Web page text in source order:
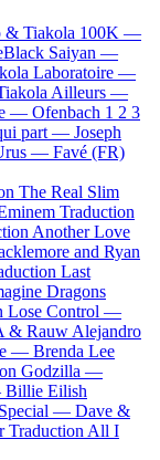
& Tiakola 100K —
Saiyan —
Laboratoire —
Ailleurs —
— Ofenbach 1 2 3
part — Joseph
— Favé (FR)
The Real Slim
Traduction
Another Love
and Ryan
Last
Dragons
Lose Control —
& Rauw Alejandro
— Brenda Lee
Godzilla —
Billie Eilish
— Dave &
Traduction All I